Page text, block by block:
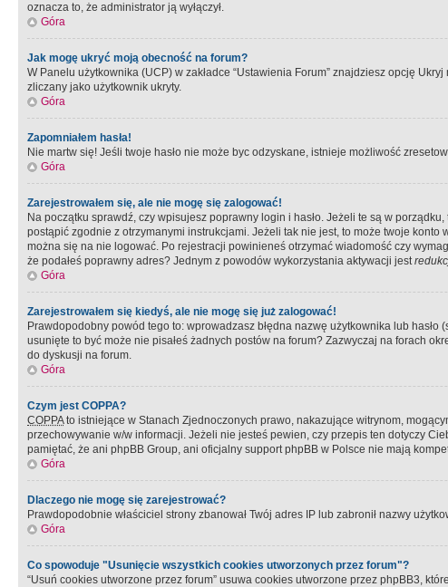
oznacza to, że administrator ją wyłączył.
Góra
Jak mogę ukryć moją obecność na forum?
W Panelu użytkownika (UCP) w zakładce “Ustawienia Forum” znajdziesz opcję
zliczany jako użytkownik ukryty.
Góra
Zapomniałem hasła!
Nie martw się! Jeśli twoje hasło nie może byc odzyskane, istnieje możliwość
Góra
Zarejestrowałem się, ale nie mogę się zalogować!
Na początku sprawdź, czy wpisujesz poprawny login i hasło. Jeżeli te są w
postąpić zgodnie z otrzymanymi instrukcjami. Jeżeli tak nie jest, to może twoje
można się na nie logować. Po rejestracji powinieneś otrzymać wiadomość czy
że podałeś poprawny adres? Jednym z powodów wykorzystania aktywacji jest
Góra
Zarejestrowałem się kiedyś, ale nie mogę się już zalogować!
Prawdopodobny powód tego to: wprowadzasz błędna nazwę użytkownika lub
usunięte to być może nie pisałeś żadnych postów na forum? Zazwyczaj na forach
do dyskusji na forum.
Góra
Czym jest COPPA?
COPPAto istniejące w Stanach Zjednoczonych prawo, nakazujące witrynom,
przechowywanie w/w informacji. Jeżeli nie jesteś pewien, czy przepis ten dotyczy
pamiętać, że ani phpBB Group, ani oficjalny support phpBB w Polsce nie mają
Góra
Dlaczego nie mogę się zarejestrować?
Prawdopodobnie właściciel strony zbanował Twój adres IP lub zabronił nazwy
Góra
Co spowoduje "Usunięcie wszystkich cookies utworzonych przez forum"?
“Usuń cookies utworzone przez forum” usuwa cookies utworzone przez phpBB3,